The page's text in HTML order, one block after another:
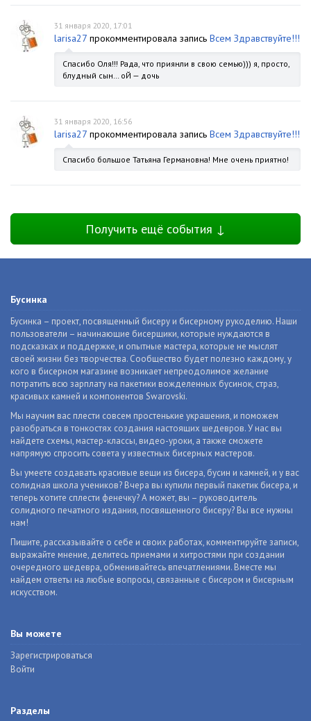
31 января 2020, 17:01
larisa27 прокомментировала запись Всем Здравствуйте!!!
Спасибо Оля!!! Рада, что приянли в свою семью))) я, просто,
блудный сын… оЙ — дочь
31 января 2020, 16:56
larisa27 прокомментировала запись Всем Здравствуйте!!!
Спасибо большое Татьяна Германовна! Мне очень приятно!
Получить ещё события ↓
Бусинка
Бусинка – проект, посвященный бисеру и бисерному рукоделию. Наши
пользователи – начинающие бисерщики, которые нуждаются в
подсказках и поддержке, и опытные мастера, которые не мыслят
своей жизни без творчества. Сообщество будет полезно каждому, у
кого в бисерном магазине возникает непреодолимое желание
потратить всю зарплату на пакетики вожделенных бусинок, страз,
красивых камней и компонентов Swarovski.
Мы научим вас плести совсем простенькие украшения, и поможем
разобраться в тонкостях создания настоящих шедевров. У нас вы
найдете схемы, мастер-классы, видео-уроки, а также сможете
напрямую спросить совета у известных бисерных мастеров.
Вы умеете создавать красивые вещи из бисера, бусин и камней, и у вас
солидная школа учеников? Вчера вы купили первый пакетик бисера, и
теперь хотите сплести фенечку? А может, вы – руководитель
солидного печатного издания, посвященного бисеру? Вы все нужны
нам!
Пишите, рассказывайте о себе и своих работах, комментируйте записи,
выражайте мнение, делитесь приемами и хитростями при создании
очередного шедевра, обменивайтесь впечатлениями. Вместе мы
найдем ответы на любые вопросы, связанные с бисером и бисерным
искусством.
Вы можете
Зарегистрироваться
Войти
Разделы